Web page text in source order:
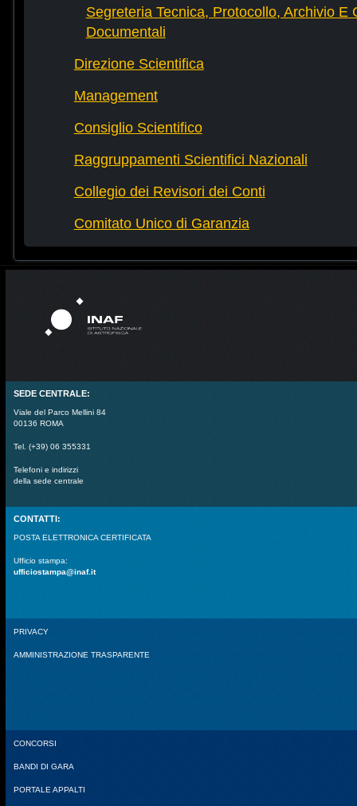
Segreteria Tecnica, Protocollo, Archivio E
Documentali
Direzione Scientifica
Management
Consiglio Scientifico
Raggruppamenti Scientifici Nazionali
Collegio dei Revisori dei Conti
Comitato Unico di Garanzia
SEDE CENTRALE:
Viale del Parco Mellini 84
00136 ROMA
Tel. (+39) 06 355331
Telefoni e indirizzi
della sede centrale
CONTATTI:
POSTA ELETTRONICA CERTIFICATA
Ufficio stampa:
ufficiostampa@inaf.it
PRIVACY
AMMINISTRAZIONE TRASPARENTE
CONCORSI
BANDI DI GARA
PORTALE APPALTI